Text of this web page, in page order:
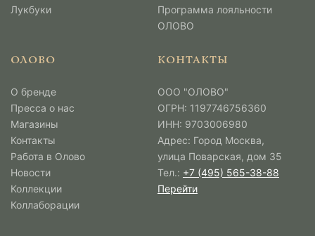
Лукбуки
Программа лояльности
ОЛОВО
ОЛОВО
О бренде
Пресса о нас
Магазины
Контакты
Работа в Олово
Новости
Коллекции
Коллаборации
КОНТАКТЫ
ООО "ОЛОВО"
ОГРН: 1197746756360
ИНН: 9703006980
Адрес: Город Москва,
улица Поварская, дом 35
Тел.: +7 (495) 565-38-88
Перейти